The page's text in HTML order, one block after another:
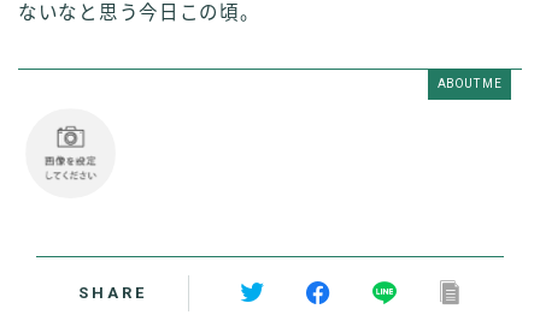
ないなと思う今日この頃。
ABOUT ME
SHARE